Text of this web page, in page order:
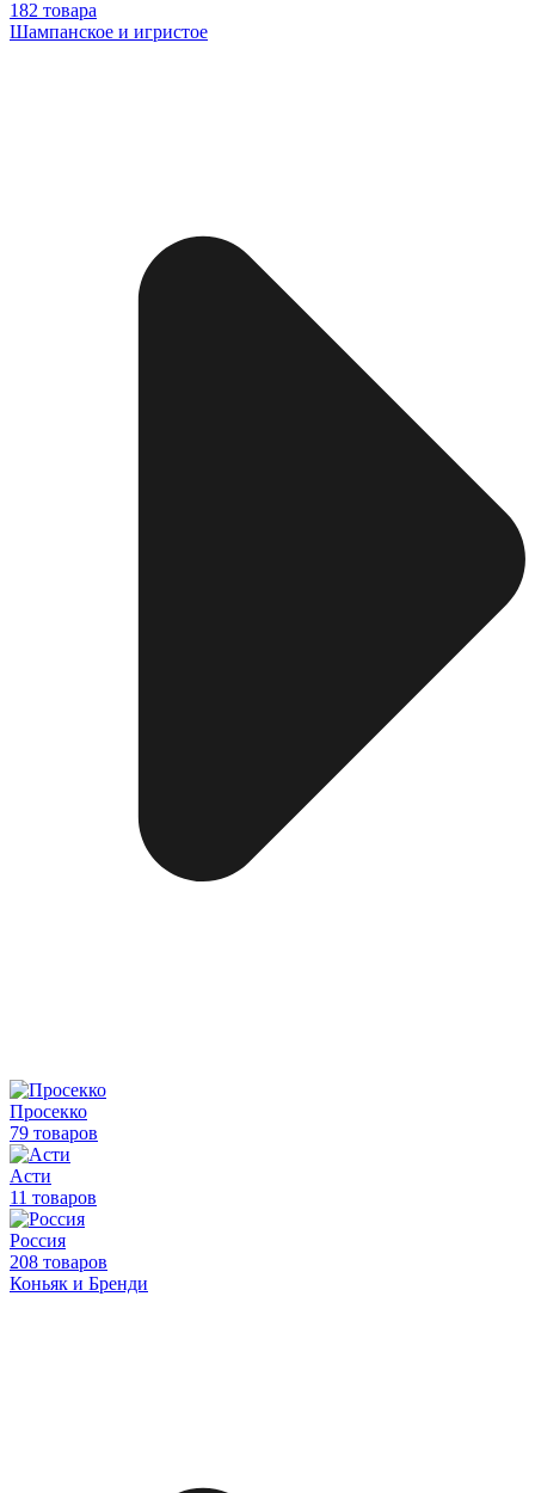
182 товара
Шампанское и игристое
Просекко
79 товаров
Асти
11 товаров
Россия
208 товаров
Коньяк и Бренди